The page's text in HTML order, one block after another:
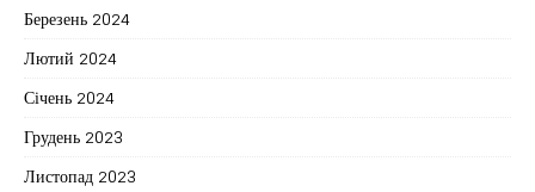
Березень 2024
Лютий 2024
Січень 2024
Грудень 2023
Листопад 2023